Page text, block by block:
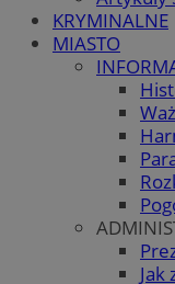
KRYMINALNE
MIASTO
Jak